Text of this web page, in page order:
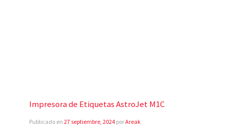
Impresora de Etiquetas AstroJet M1C
Publicado en 27 septiembre, 2024porAreak